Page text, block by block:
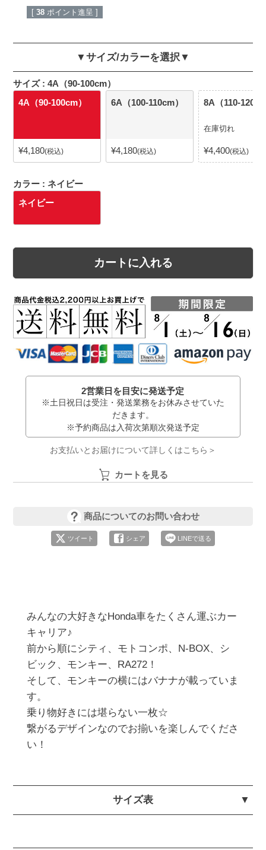
[ 38 ポイント進呈 ]
▼サイズ/カラーを選択▼
サイズ
4A（90-100cm）
4A（90-100cm）
¥4,180 税込
6A（100-110cm）
¥4,180 税込
8A（110-
在庫切れ
¥4,400 税込
カラー
ネイビー
ネイビー
カートに入れる
2営業日を目安に発送予定
※土日祝日は受注・発送業務をお休みさせていた
だきます。
※予約商品は入荷次第順次発送予定
お支払いとお届けについて詳しくはこちら＞
カートを見る
商品についてのお問い合わせ
ツイート シェア LINEで送る
みんなの大好きなHonda車をたくさん運ぶカー
キャリア♪
前から順にシティ、モトコンポ、N-BOX、シ
ビック、モンキー、RA272！
そして、モンキーの横にはバナナが載っていま
す。
乗り物好きには堪らない一枚☆
繋がるデザインなのでお揃いを楽しんでくださ
い！
サイズ表